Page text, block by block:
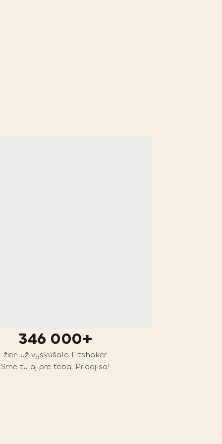
346 000+
žien už vyskúšalo Fitshaker.
Sme tu aj pre teba. Pridaj sa!